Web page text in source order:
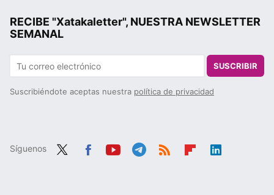
RECIBE "Xatakaletter", NUESTRA NEWSLETTER
SEMANAL
SUSCRIBIR
Suscribiéndote aceptas nuestra política de privacidad
Síguenos